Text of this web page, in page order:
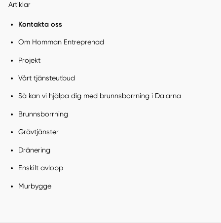
Artiklar
Kontakta oss
Om Homman Entreprenad
Projekt
Vårt tjänsteutbud
Så kan vi hjälpa dig med brunnsborrning i Dalarna
Brunnsborrning
Grävtjänster
Dränering
Enskilt avlopp
Murbygge